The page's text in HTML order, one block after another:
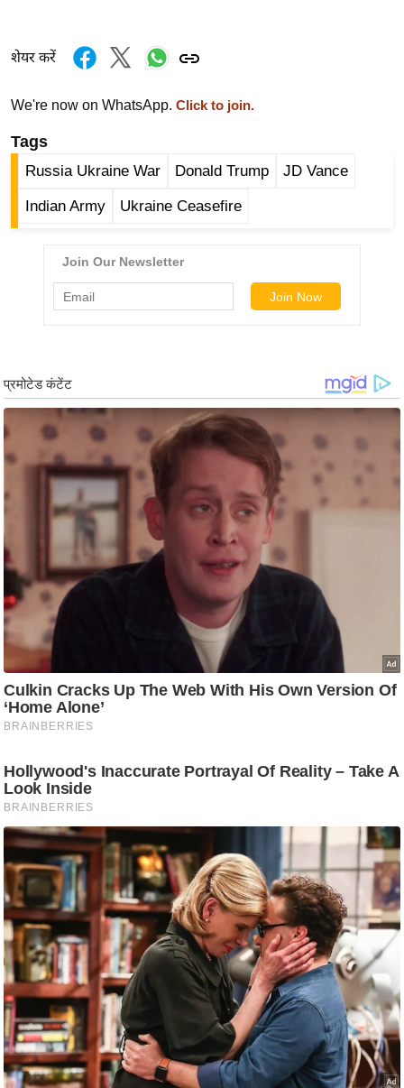
रं
न
ज
त
बॉ
ड
फि
e
a
k
i
n
g
N
w
s
ला
इ
फ
स्टा
इ
ल
टे
क्नॉ
जी
ब्यू
टी
शेयर करें
We're now on WhatsApp. Click to join.
Tags
Russia Ukraine War Donald Trump JD Vance
Indian Army Ukraine Ceasefire